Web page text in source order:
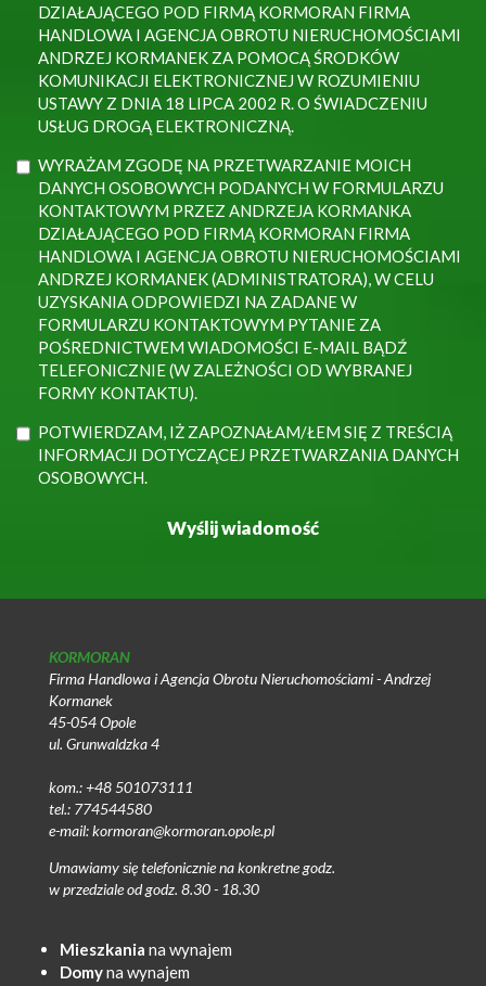
DZIAŁAJĄCEGO POD FIRMĄ KORMORAN FIRMA
HANDLOWA I AGENCJA OBROTU NIERUCHOMOŚCIAMI
ANDRZEJ KORMANEK ZA POMOCĄ ŚRODKÓW
KOMUNIKACJI ELEKTRONICZNEJ W ROZUMIENIU
USTAWY Z DNIA 18 LIPCA 2002 R. O ŚWIADCZENIU
USŁUG DROGĄ ELEKTRONICZNĄ.
WYRAŻAM ZGODĘ NA PRZETWARZANIE MOICH
DANYCH OSOBOWYCH PODANYCH W FORMULARZU
KONTAKTOWYM PRZEZ ANDRZEJA KORMANKA
DZIAŁAJĄCEGO POD FIRMĄ KORMORAN FIRMA
HANDLOWA I AGENCJA OBROTU NIERUCHOMOŚCIAMI
ANDRZEJ KORMANEK (ADMINISTRATORA), W CELU
UZYSKANIA ODPOWIEDZI NA ZADANE W
FORMULARZU KONTAKTOWYM PYTANIE ZA
POŚREDNICTWEM WIADOMOŚCI E-MAIL BĄDŹ
TELEFONICZNIE (W ZALEŻNOŚCI OD WYBRANEJ
FORMY KONTAKTU).
POTWIERDZAM, IŻ ZAPOZNAŁAM/ŁEM SIĘ Z TREŚCIĄ
INFORMACJI DOTYCZĄCEJ PRZETWARZANIA DANYCH
OSOBOWYCH.
KORMORAN
Firma Handlowa i Agencja Obrotu Nieruchomościami - Andrzej
Kormanek
45-054 Opole
ul. Grunwaldzka 4
kom.: +48 501073111
tel.: 774544580
e-mail: kormoran@kormoran.opole.pl
Umawiamy się telefonicznie na konkretne godz.
w przedziale od godz. 8.30 - 18.30
Mieszkania na wynajem
Domyna wynajem